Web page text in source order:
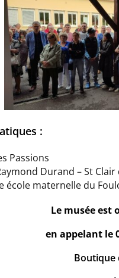
:
Passions
Durand – St
école maternelle du
Le musée est
en appelant le
Boutique